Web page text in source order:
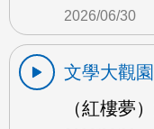
2026/06/30
文學大觀園
（紅樓夢